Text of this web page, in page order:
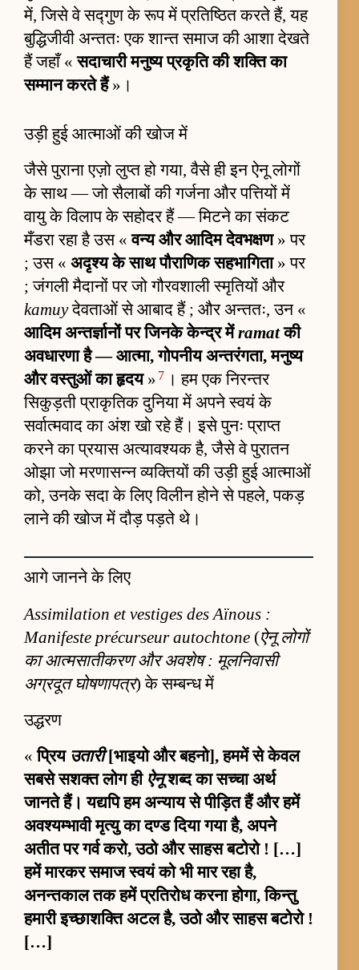
में, जिसे वे सद्गुण के रूप में प्रतिष्ठित करते हैं, यह
बुद्धिजीवी अन्ततः एक शान्त समाज की आशा देखते
हैं जहाँ «सदाचारी मनुष्य प्रकृति की शक्ति का
सम्मान करते हैं»।
उड़ी हुई आत्माओं की खोज में
जैसे पुराना एज़ो लुप्त हो गया, वैसे ही इन ऐनू लोगों
के साथ — जो सैलाबों की गर्जना और पत्तियों में
वायु के विलाप के सहोदर हैं — मिटने का संकट
मँडरा रहा है उस «वन्य और आदिम देवभक्षण» पर
; उस « अदृश्य के साथ पौराणिक सहभागिता» पर
; जंगली मैदानों पर जो गौरवशाली स्मृतियों और
kamuyदेवताओं से आबाद हैं ; और अन्ततः, उन «
आदिम अन्तर्ज्ञानों पर जिनके केन्द्र मेंramatकी
अवधारणा है — आत्मा, गोपनीय अन्तरंगता, मनुष्य
और वस्तुओं का हृदय» 7 । हम एक निरन्तर
सिकुड़ती प्राकृतिक दुनिया में अपने स्वयं के
सर्वात्मवाद का अंश खो रहे हैं। इसे पुनः प्राप्त
करने का प्रयास अत्यावश्यक है, जैसे वे पुरातन
ओझा जो मरणासन्न व्यक्तियों की उड़ी हुई आत्माओं
को, उनके सदा के लिए विलीन होने से पहले, पकड़
लाने की खोज में दौड़ पड़ते थे।
आगे जानने के लिए
Assimilation et vestiges des Aïnous :
Manifeste précurseur autochtone (ऐनू लोगों
का आत्मसातीकरण और अवशेष : मूलनिवासी
अग्रदूत घोषणापत्र) के सम्बन्ध में
उद्धरण
«प्रिय उतारी[भाइयो और बहनो], हममें से केवल
सबसे सशक्त लोग ही ऐनूशब्द का सच्चा अर्थ
जानते हैं। यद्यपि हम अन्याय से पीड़ित हैं और हमें
अवश्यम्भावी मृत्यु का दण्ड दिया गया है, अपने
अतीत पर गर्व करो, उठो और साहस बटोरो ! […]
हमें मारकर समाज स्वयं को भी मार रहा है,
अनन्तकाल तक हमें प्रतिरोध करना होगा, किन्तु
हमारी इच्छाशक्ति अटल है, उठो और साहस बटोरो !
[…]